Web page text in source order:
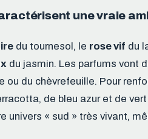
une vraie
du tournesol, le rose vif du
du jasmin. Les parfums vont
ou du chèvrefeuille. Pour
de bleu azur et de
« sud » très vivant,